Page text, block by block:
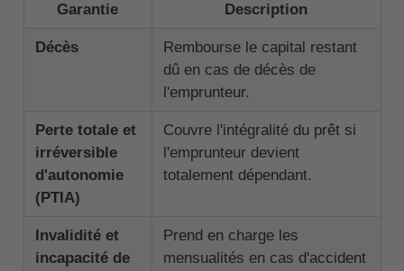
Garantie Description
Décès
Rembourse le capital restant
dû en cas de décès de
l'emprunteur.
Perte totale et
irréversible
d'autonomie
(PTIA)
Couvre l'intégralité du prêt si
l'emprunteur devient
totalement dépendant.
Invalidité et
incapacité de
Prend en charge les
mensualités en cas d'accident